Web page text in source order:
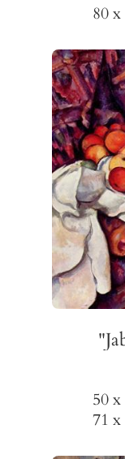
50
71
80